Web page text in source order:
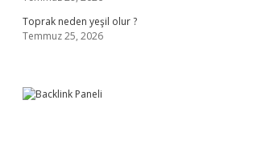
Toprak neden yeşil olur ?
Temmuz 25, 2026